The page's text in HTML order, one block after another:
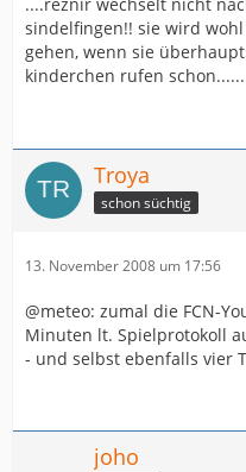
sindelfingen!! sie wird
gehen, wenn sie
kinderchen rufen
Troya
schon süchtig
13. November 2008 um 17:56
@meteo: zumal die FCN-
Minuten lt. Spielprotokoll
- und selbst ebenfalls vier
joho